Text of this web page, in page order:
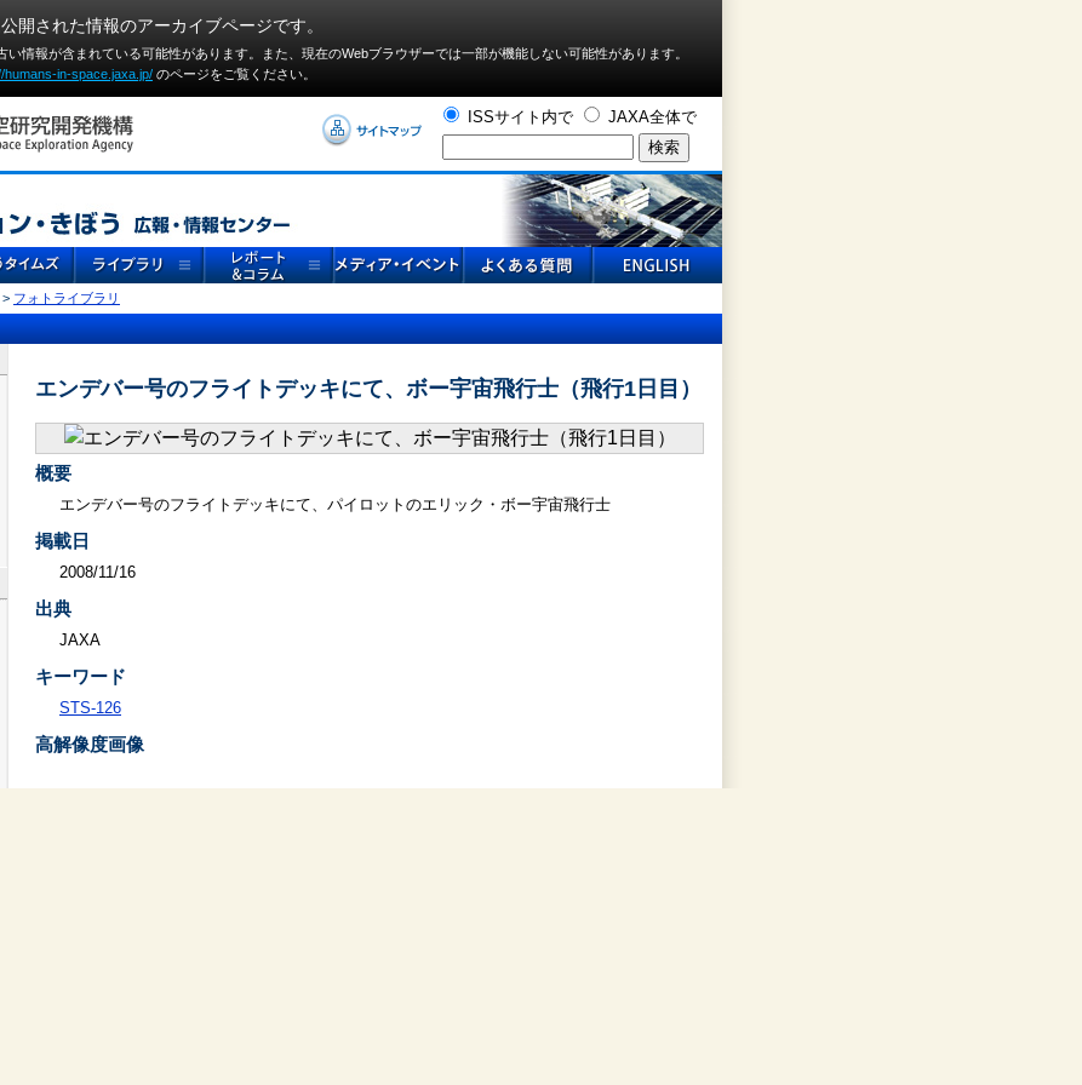
開された情報のアーカイブページです。
い情報が含まれている可能性があります。また、現在のWebブラウザーでは⼀部が機能しない可能性があります。
humans-in-space.jaxa.jp/ のページをご覧ください。
ISSサイト内で JAXA全体で
> フォトライブラリ
エンデバー号のフライトデッキにて、ボー宇宙飛行士（飛行1日目）
概要
エンデバー号のフライトデッキにて、パイロットのエリック・ボー宇宙飛行士
掲載日
2008/11/16
出典
JAXA
キーワード
STS-126
高解像度画像